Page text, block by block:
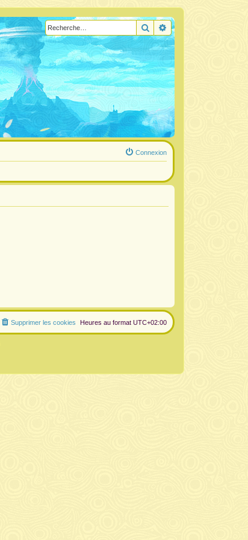
RechercherRecherche avancée
Connexion
Heures au format UTC+02:00
Supprimer les cookies